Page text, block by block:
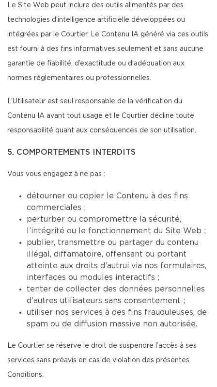
Le Site Web peut inclure des outils alimentés par des
technologies d’intelligence artificielle développées ou
intégrées par le Courtier. Le Contenu IA généré via ces outils
est fourni à des fins informatives seulement et sans aucune
garantie de fiabilité, d’exactitude ou d’adéquation aux
normes réglementaires ou professionnelles.
L’Utilisateur est seul responsable de la vérification du
Contenu IA avant tout usage et le Courtier décline toute
responsabilité quant aux conséquences de son utilisation.
5. COMPORTEMENTS INTERDITS
Vous vous engagez à ne pas :
détourner ou copier le Contenu à des fins
commerciales ;
perturber ou compromettre la sécurité,
l’intégrité ou le fonctionnement du Site Web ;
publier, transmettre ou partager du contenu
illégal, diffamatoire, offensant ou portant
atteinte aux droits d’autrui via nos formulaires,
interfaces ou modules interactifs ;
tenter de collecter des données personnelles
d’autres utilisateurs sans consentement ;
utiliser nos services à des fins frauduleuses, de
spam ou de diffusion massive non autorisée.
Le Courtier se réserve le droit de suspendre l’accès à ses
services sans préavis en cas de violation des présentes
Conditions.